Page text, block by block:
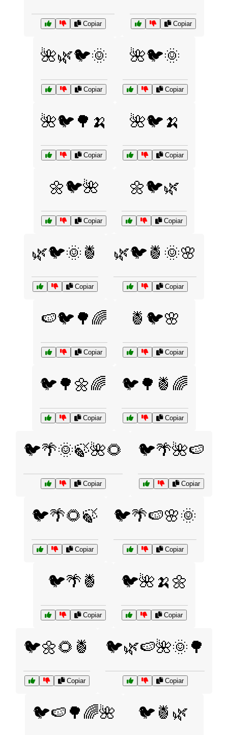
Copiar Copiar
🌺🌿🐦🌞
Copiar
🌺🐦🌞
Copiar
🌺🐦🌳🍌
Copiar
🌺🐦🍌
Copiar
🌼🐦🌺
Copiar
🌼🐦🌿
Copiar
🌿🐦🌞🍍
Copiar
🌿🐦🍍🌞🌸
Copiar
🍉🐦🌳🌈
Copiar
🍍🐦🌸
Copiar
🐦🌳🌼🌈
Copiar
🐦🌳🍍🌈
Copiar
🐦🌴🌞🍃🌺🌻
Copiar
🐦🌴🌺🍉
Copiar
🐦🌴🌻🍃
Copiar
🐦🌴🍉🌸🌞
Copiar
🐦🌴🍍
Copiar
🐦🌺🍌🌼
Copiar
🐦🌼🌻🍍
Copiar
🐦🌿🍉🌺🌞🌳
Copiar
🐦🍉🌳🌈🌺 🐦🍍🌿